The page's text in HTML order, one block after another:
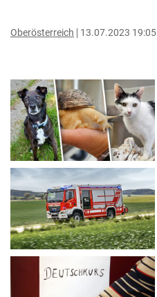
Oberösterreich 13.07.2023 19:05